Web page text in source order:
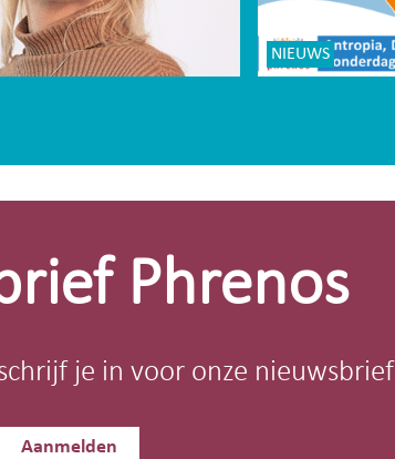
NIEUWS
Phrenos
je in voor onze nieuwsbrief
Aanmelden